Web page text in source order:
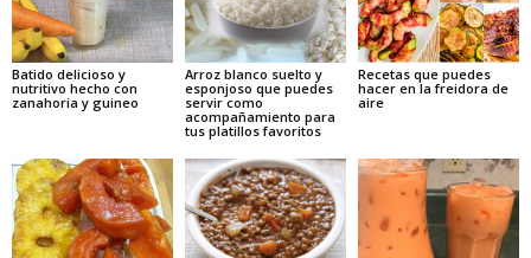
Batido delicioso y
nutritivo hecho con
zanahoria y guineo
Arroz blanco suelto y
esponjoso que puedes
servir como
acompañamiento para
tus platillos favoritos
Recetas que puedes
hacer en la freidora de
aire